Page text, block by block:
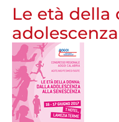
Le età della